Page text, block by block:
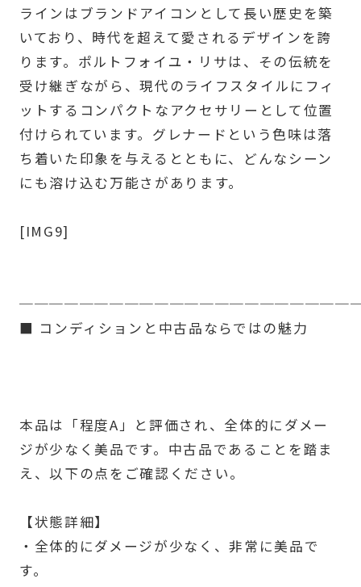
ラインはブランドアイコンとして長い歴史を築
いており、時代を超えて愛されるデザインを誇
ります。ポルトフォイユ・リサは、その伝統を
受け継ぎながら、現代のライフスタイルにフィ
ットするコンパクトなアクセサリーとして位置
付けられています。グレナードという色味は落
ち着いた印象を与えるとともに、どんなシーン
にも溶け込む万能さがあります。
[IMG9]
■ コンディションと中古品ならではの魅力
本品は「程度A」と評価され、全体的にダメー
ジが少なく美品です。中古品であることを踏ま
え、以下の点をご確認ください。
【状態詳細】
・全体的にダメージが少なく、非常に美品で
す。